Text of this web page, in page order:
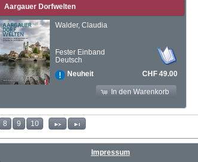
Aargauer Dorfwelten
Walder, Claudia
Fester Einband
Deutsch
Neuheit
CHF 49.00
In den Warenkorb
8 9 10
Impressum